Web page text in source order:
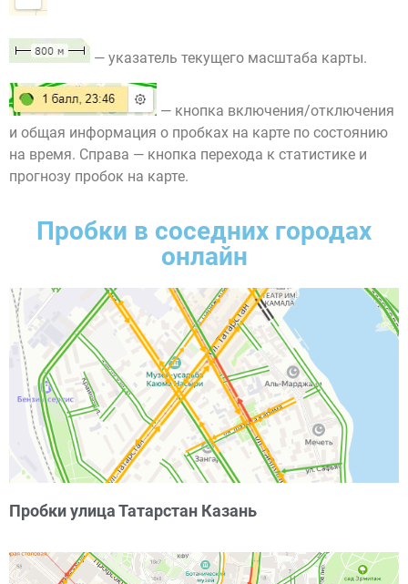
— указатель текущего масштаба карты.
— кнопка включения/отключения
и общая информация о пробках на карте по состоянию
на время. Справа — кнопка перехода к статистике и
прогнозу пробок на карте.
Пробки в соседних городах
онлайн
Пробки улица Татарстан Казань